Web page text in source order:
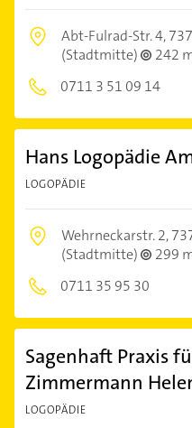
Abt-Fulrad-Str. 4,
(Stadtmitte)
242
0711 3 51 09 14
Hans Logopädie
LOGOPÄDIE
Wehrneckarstr. 2,
(Stadtmitte)
299
0711 35 95 30
Sagenhaft Praxis
Zimmermann
LOGOPÄDIE